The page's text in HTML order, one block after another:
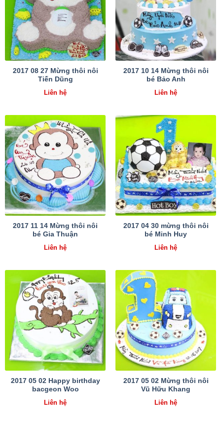
2017 08 27 Mừng thôi nôi
Tiến Dũng
Liên hệ
2017 10 14 Mừng thôi nôi
bé Bảo Anh
Liên hệ
2017 11 14 Mừng thôi nôi
bé Gia Thuận
Liên hệ
2017 04 30 mừng thôi nôi
bé Minh Huy
Liên hệ
2017 05 02 Happy birthday
bacgeon Woo
Liên hệ
2017 05 02 Mừng thôi nôi
Vũ Hữu Khang
Liên hệ